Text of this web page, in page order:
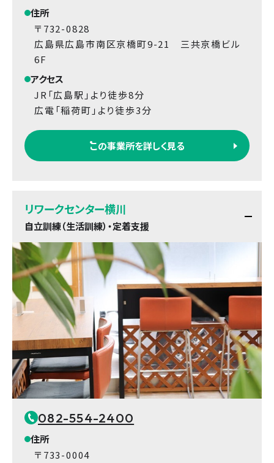
住所
〒732-0828
広島県広島市南区京橋町9-21 三共京橋ビル
6F
アクセス
JR「広島駅」より徒歩8分
広電「稲荷町」より徒歩3分
この事業所を詳しく見る
リワークセンター横川
自立訓練（生活訓練）・定着支援
082-554-2400
住所
〒733-0004